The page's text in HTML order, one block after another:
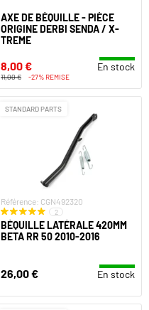
AXE DE BÉQUILLE - PIÈCE
ORIGINE DERBI SENDA / X-
TREME
8,00 € En stock
11,00 € -27% REMISE
STANDARD PARTS
Référence: CGN492320
2
BÉQUILLE LATÉRALE 420MM
BETA RR 50 2010-2016
26,00 € En stock